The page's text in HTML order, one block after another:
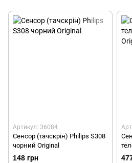
Артикул: 36084
Сенсор (тачскрін) Philips S308
чорний Original
148 грн